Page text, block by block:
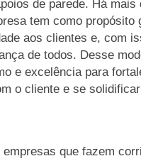
de parede. Há mais
tem como propósito
aos clientes e, com
de todos. Desse
e excelência para
o cliente e se
que fazem